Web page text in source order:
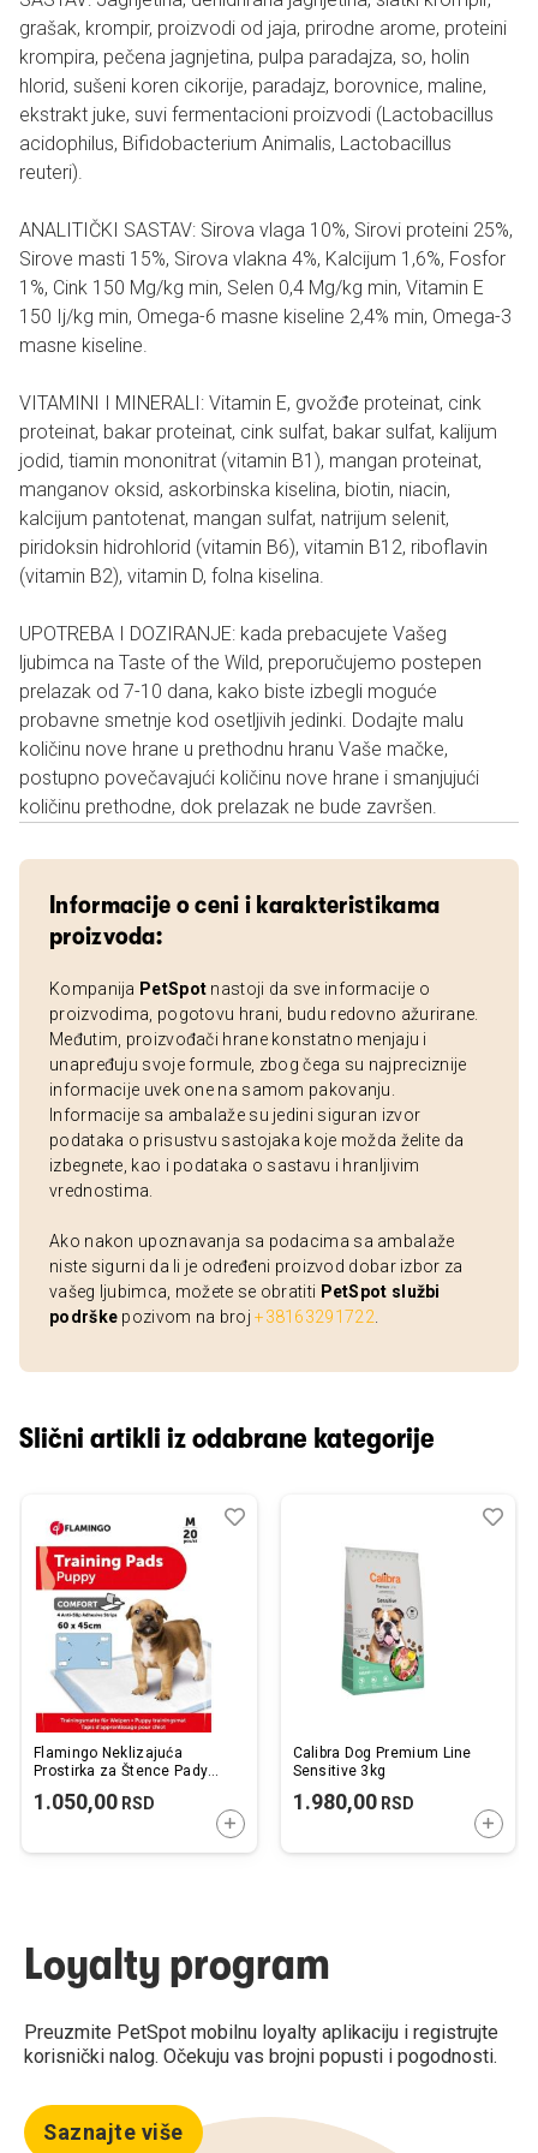
grašak, krompir, proizvodi od jaja, prirodne arome, proteini
krompira, pečena jagnjetina, pulpa paradajza, so, holin
hlorid, sušeni koren cikorije, paradajz, borovnice, maline,
ekstrakt juke, suvi fermentacioni proizvodi (Lactobacillus
acidophilus, Bifidobacterium Animalis, Lactobacillus
reuteri).
ANALITIČKI SASTAV: Sirova vlaga 10%, Sirovi proteini 25%,
Sirove masti 15%, Sirova vlakna 4%, Kalcijum 1,6%, Fosfor
1%, Cink 150 Mg/kg min, Selen 0,4 Mg/kg min, Vitamin E
150 Ij/kg min, Omega-6 masne kiseline 2,4% min, Omega-3
masne kiseline.
VITAMINI I MINERALI: Vitamin E, gvožđe proteinat, cink
proteinat, bakar proteinat, cink sulfat, bakar sulfat, kalijum
jodid, tiamin mononitrat (vitamin B1), mangan proteinat,
manganov oksid, askorbinska kiselina, biotin, niacin,
kalcijum pantotenat, mangan sulfat, natrijum selenit,
piridoksin hidrohlorid (vitamin B6), vitamin B12, riboflavin
(vitamin B2), vitamin D, folna kiselina.
UPOTREBA I DOZIRANJE: kada prebacujete Vašeg
ljubimca na Taste of the Wild, preporučujemo postepen
prelazak od 7-10 dana, kako biste izbegli moguće
probavne smetnje kod osetljivih jedinki. Dodajte malu
količinu nove hrane u prethodnu hranu Vaše mačke,
postupno povečavajući količinu nove hrane i smanjujući
količinu prethodne, dok prelazak ne bude završen.
Informacije o ceni i karakteristikama
proizvoda:
Kompanija PetSpot nastoji da sve informacije o
proizvodima, pogotovu hrani, budu redovno ažurirane.
Međutim, proizvođači hrane konstatno menjaju i
unapređuju svoje formule, zbog čega su najpreciznije
informacije uvek one na samom pakovanju.
Informacije sa ambalaže su jedini siguran izvor
podataka o prisustvu sastojaka koje možda želite da
izbegnete, kao i podataka o sastavu i hranljivim
vrednostima.
Ako nakon upoznavanja sa podacima sa ambalaže
niste sigurni da li je određeni proizvod dobar izbor za
vašeg ljubimca, možete se obratiti PetSpot službi
podrške pozivom na broj+38163291722
Slični artikli iz odabrane kategorije
Flamingo Neklizajuća
Prostirka za Štence Pady
kom.
1.050,00 RSD
DODAJTE U KORPU
Dodaj
Uporedi
Calibra Dog Premium Line
Sensitive 3kg
1.980,00RSD
Loyalty program
Preuzmite PetSpot mobilnu loyalty aplikaciju i registrujte
korisnički nalog. Očekuju vas brojni popusti i pogodnosti.
Saznajte više